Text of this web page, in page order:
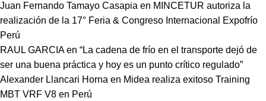
Juan Fernando Tamayo Casapia en MINCETUR autoriza la
realización de la 17° Feria & Congreso Internacional Expofrío
Perú
RAUL GARCIAen “La cadena de frío en el transporte dejó de
ser una buena práctica y hoy es un punto crítico regulado”
Alexander Llancari Horna en Midea realiza exitoso Training
MBT VRF V8 en Perú